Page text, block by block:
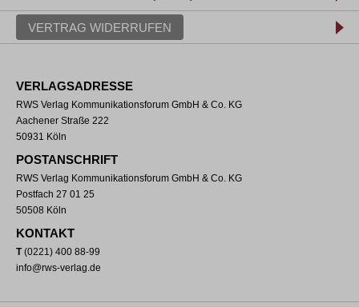
VERTRAG WIDERRUFEN
VERLAGSADRESSE
RWS Verlag Kommunikationsforum GmbH & Co. KG
Aachener Straße 222
50931 Köln
POSTANSCHRIFT
RWS Verlag Kommunikationsforum GmbH & Co. KG
Postfach 27 01 25
50508 Köln
KONTAKT
T(0221) 400 88-99
info@rws-verlag.de